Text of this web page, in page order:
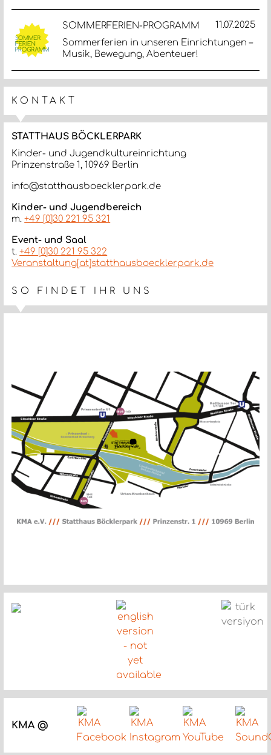
11.07.2025
SOMMERFERIEN-PROGRAMM
Sommerferien in unseren Einrichtungen –
Musik, Bewegung, Abenteuer!
KONTAKT
STATTHAUS BÖCKLERPARK
Kinder- und Jugendkultureinrichtung
Prinzenstraße 1, 10969 Berlin
info@statthausboecklerpark.de
Kinder- und Jugendbereich
m.+49 [0]30 221 95 321
Event- und Saal
t.+49 [0]30 221 95 322
Veranstaltung[at]statthausboecklerpark.de
SO FINDET IHR UNS
KMA @